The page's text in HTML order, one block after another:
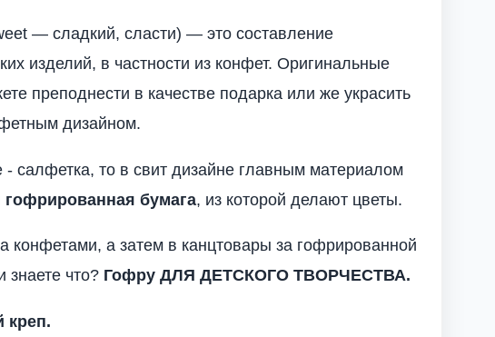
— сладкий, сласти) — это составление
изделий, в частности из конфет. Оригинальные
преподнести в качестве подарка или же украсить
дизайном.
- салфетка, то в свит дизайне главным материалом
гофрированная бумага, из которой делают цветы.
конфетами, а затем в канцтовары за гофрированной
знаете что? Гофру ДЛЯ ДЕТСКОГО ТВОРЧЕСТВА.
креп.